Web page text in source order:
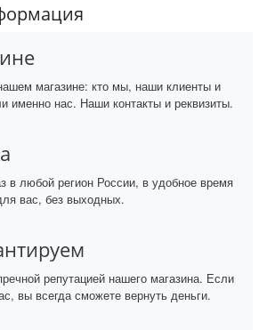
магазине: кто мы, наши клиенты и
именно нас. Наши контакты и реквизиты.
в любой регион России, в удобное время
вас, без выходных.
репутацией нашего магазина. Если
вы всегда сможете вернуть деньги.